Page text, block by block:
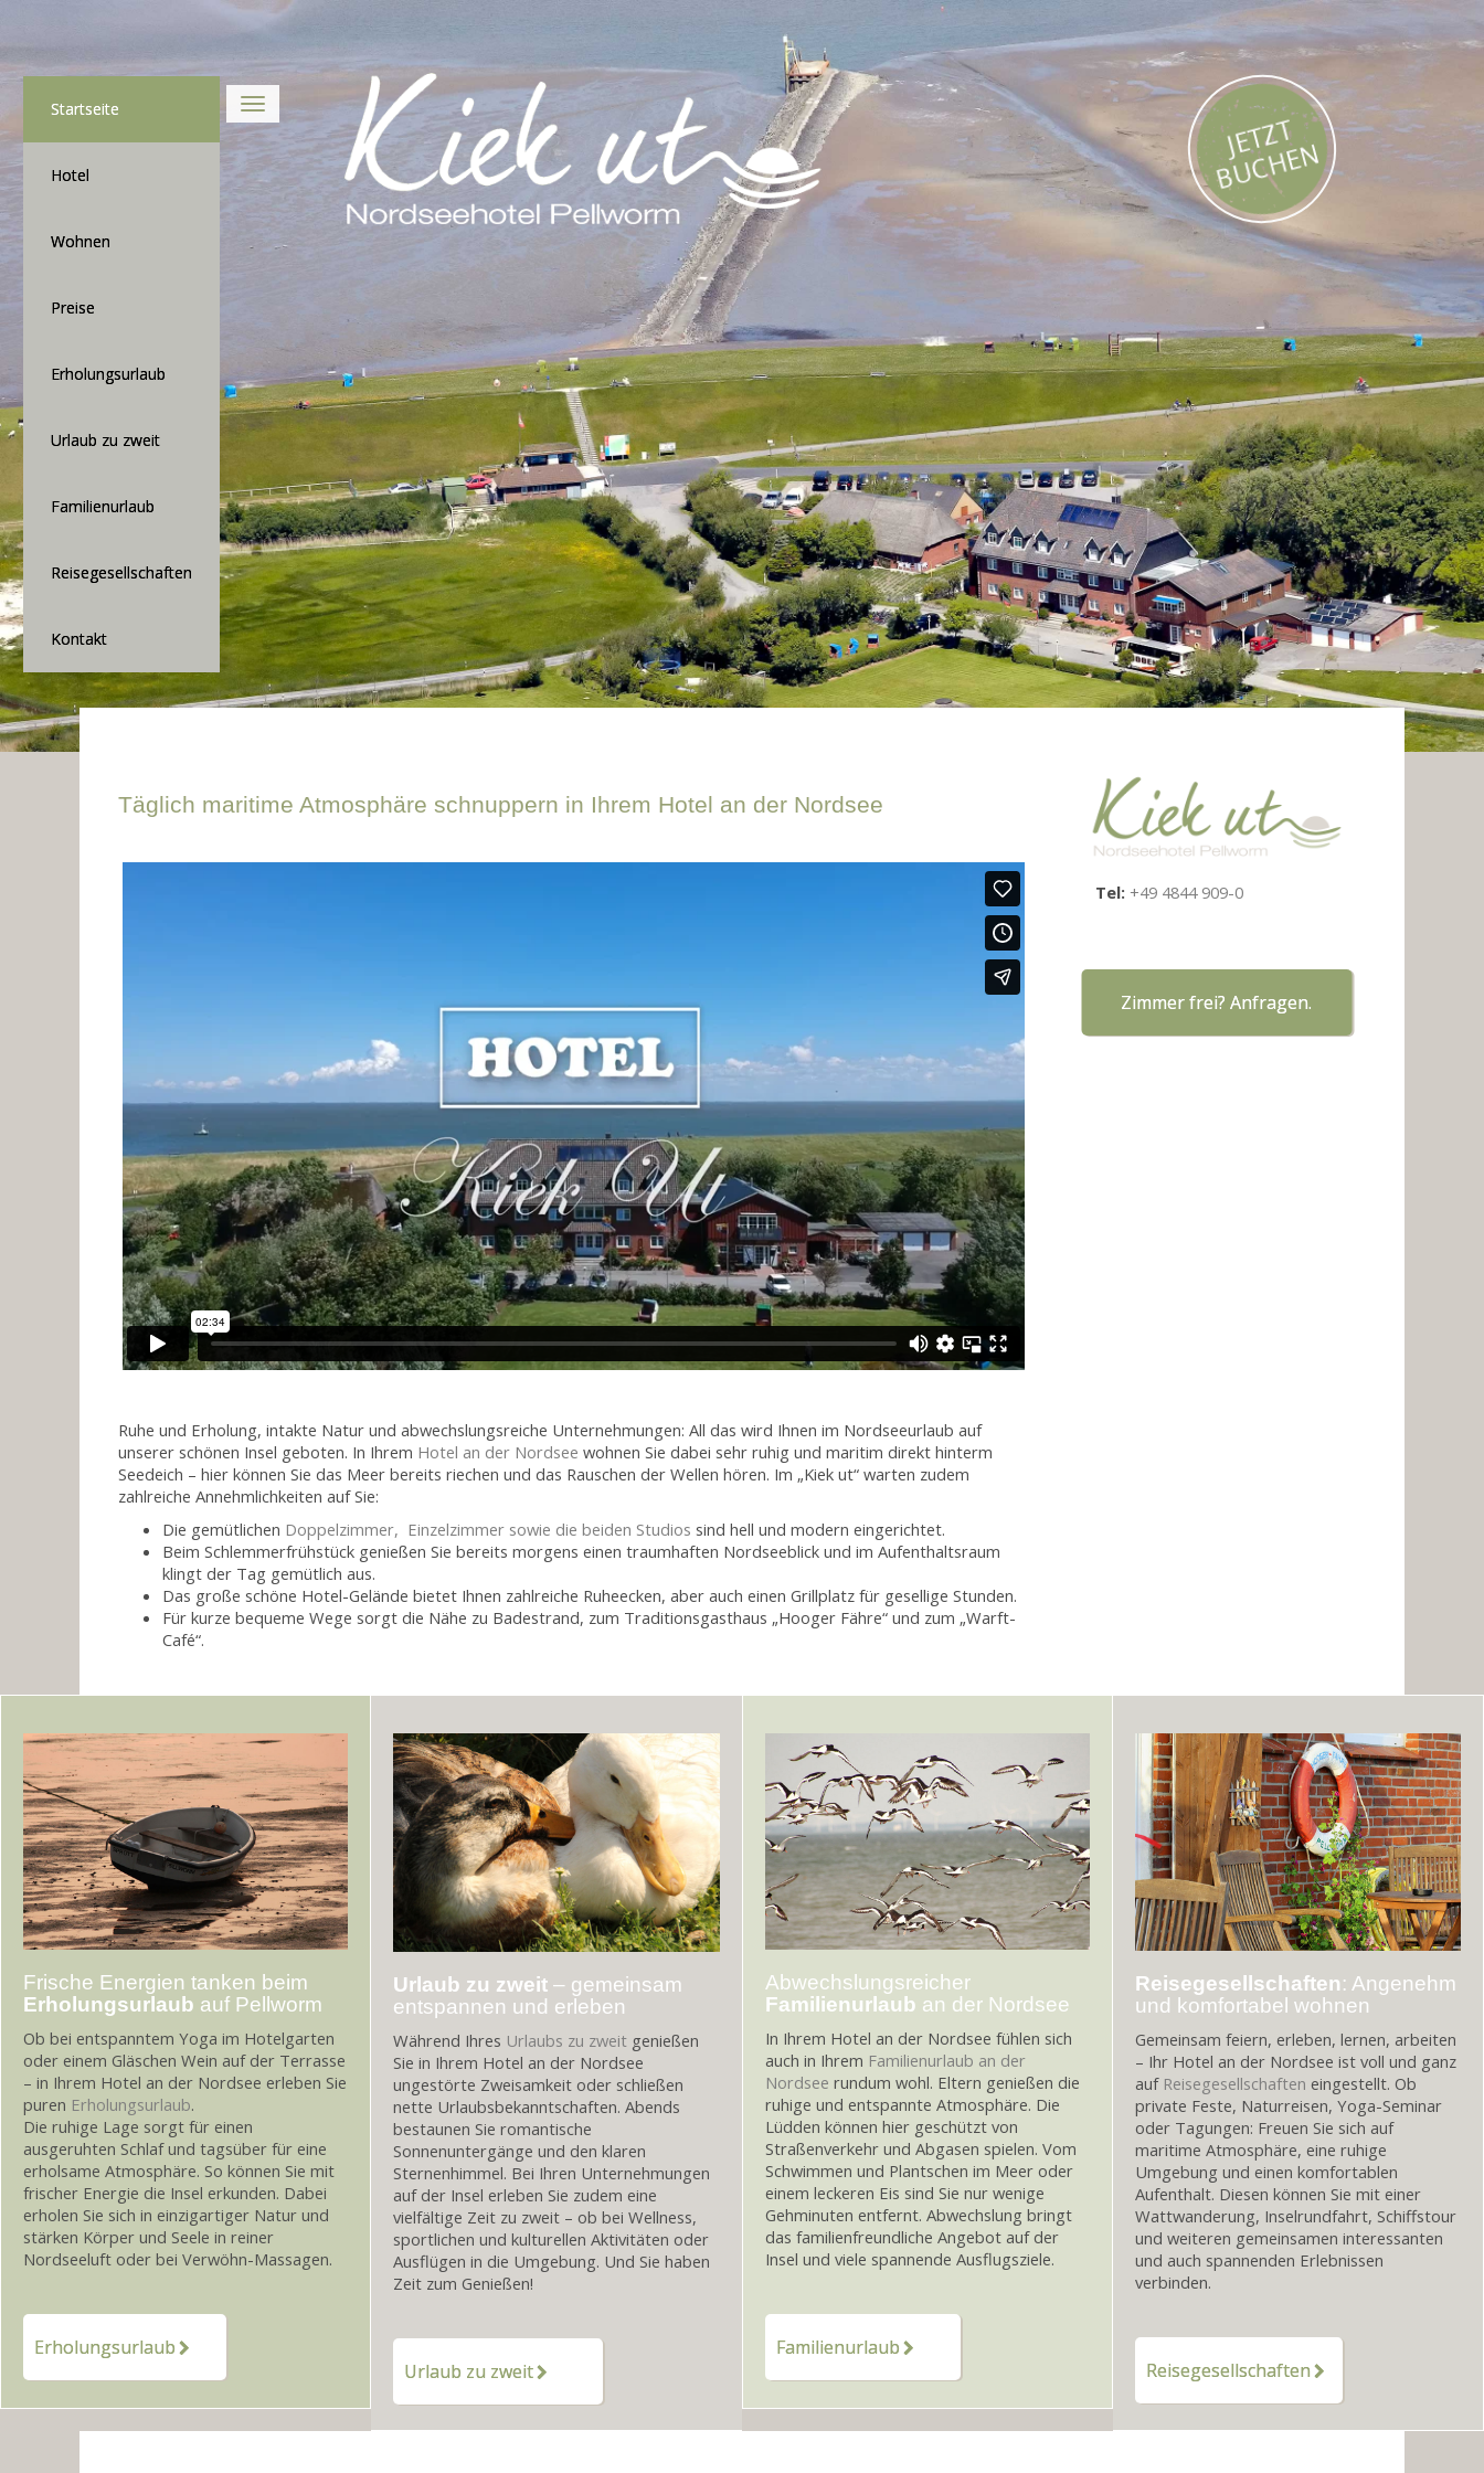
Startseite
Hotel
Wohnen
Preise
Erholungsurlaub
Urlaub zu zweit
Familienurlaub
Reisegesellschaften
Kontakt
Täglich maritime Atmosphäre schnuppern in Ihrem Hotel an der Nordsee
Ruhe und Erholung, intakte Natur und abwechslungsreiche Unternehmungen: All das wird Ihnen im Nordseeurlaub auf
unserer schönen Insel geboten. In Ihrem Hotel an der Nordsee wohnen Sie dabei sehr ruhig und maritim direkt hinterm
Seedeich – hier können Sie das Meer bereits riechen und das Rauschen der Wellen hören. Im „Kiek ut“ warten zudem
zahlreiche Annehmlichkeiten auf Sie:
Die gemütlichen Doppelzimmer, Einzelzimmer sowie die beiden Studios sind hell und modern eingerichtet.
Beim Schlemmerfrühstück genießen Sie bereits morgens einen traumhaften Nordseeblick und im Aufenthaltsraum
klingt der Tag gemütlich aus.
Das große schöne Hotel-Gelände bietet Ihnen zahlreiche Ruheecken, aber auch einen Grillplatz für gesellige Stunden.
Für kurze bequeme Wege sorgt die Nähe zu Badestrand, zum Traditionsgasthaus „Hooger Fähre“ und zum „Warft-
Café“.
Tel: +49 4844 909-0
Zimmer frei? Anfragen.
Frische Energien tanken beim
Erholungsurlaub auf Pellworm
Ob bei entspanntem Yoga im Hotelgarten
oder einem Gläschen Wein auf der Terrasse
– in Ihrem Hotel an der Nordsee erleben Sie
puren Erholungsurlaub.
Die ruhige Lage sorgt für einen
ausgeruhten Schlaf und tagsüber für eine
erholsame Atmosphäre. So können Sie mit
frischer Energie die Insel erkunden. Dabei
erholen Sie sich in einzigartiger Natur und
stärken Körper und Seele in reiner
Nordseeluft oder bei Verwöhn-Massagen.
Erholungsurlaub
Urlaub zu zweit– gemeinsam
entspannen und erleben
Während Ihres Urlaubs zu zweitgenießen
Sie in Ihrem Hotel an der Nordsee
ungestörte Zweisamkeit oder schließen
nette Urlaubsbekanntschaften. Abends
bestaunen Sie romantische
Sonnenuntergänge und den klaren
Sternenhimmel. Bei Ihren Unternehmungen
auf der Insel erleben Sie zudem eine
vielfältige Zeit zu zweit – ob bei Wellness,
sportlichen und kulturellen Aktivitäten oder
Ausflügen in die Umgebung. Und Sie haben
Zeit zum Genießen!
Urlaub zu zweit
Abwechslungsreicher
Familienurlaub an der Nordsee
In Ihrem Hotel an der Nordsee fühlen sich
auch in Ihrem Familienurlaub an der
Nordsee rundum wohl. Eltern genießen die
ruhige und entspannte Atmosphäre. Die
Lüdden können hier geschützt von
Straßenverkehr und Abgasen spielen. Vom
Schwimmen und Plantschen im Meer oder
einem leckeren Eis sind Sie nur wenige
Gehminuten entfernt. Abwechslung bringt
das familienfreundliche Angebot auf der
Insel und viele spannende Ausflugsziele.
Familienurlaub
Reisegesellschaften: Angenehm
und komfortabel wohnen
Gemeinsam feiern, erleben, lernen, arbeiten
– Ihr Hotel an der Nordsee ist voll und ganz
auf Reisegesellschaften eingestellt. Ob
private Feste, Naturreisen, Yoga-Seminar
oder Tagungen: Freuen Sie sich auf
maritime Atmosphäre, eine ruhige
Umgebung und einen komfortablen
Aufenthalt. Diesen können Sie mit einer
Wattwanderung, Inselrundfahrt, Schiffstour
und weiteren gemeinsamen interessanten
und auch spannenden Erlebnissen
verbinden.
Reisegesellschaften